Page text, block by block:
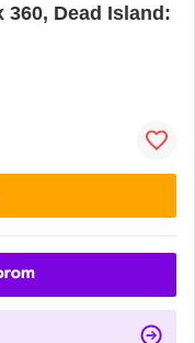
360, Dead Island: